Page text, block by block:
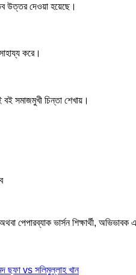
উত্তর দেওয়া হয়েছে।
করে।
সমাজমুখী চিন্তা শেখায়।
পেপারব্যাক ভার্সন শিক্ষার্থী,
vs সলিমুল্লাহ খান